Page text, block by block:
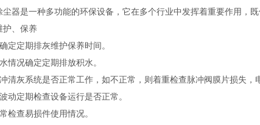
器是一种多功能的环保设备，它在多个行业中发挥着重要作用，
护、保养
定定期排灰维护保养时间。
情况确定定期排放积水。
清灰系统是否正常工作，如不正常，则着重检查脉冲阀膜片损失
动定期检查设备运行是否正常。
检查易损件使用情况。